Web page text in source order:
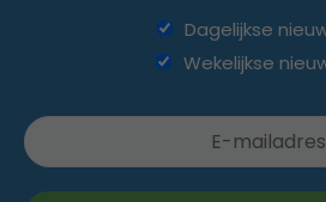
Dagelijkse
Wekelijkse